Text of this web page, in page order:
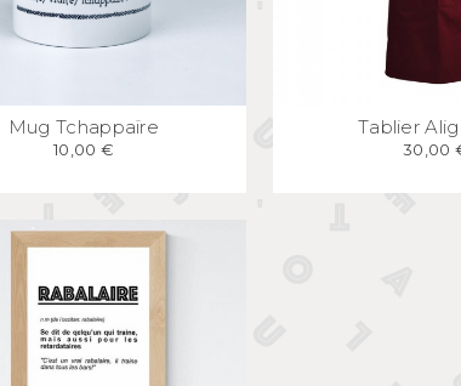
RAPIDE
Mug Tchappaïre
10,00 €
APERÇU
Tablier
30,00